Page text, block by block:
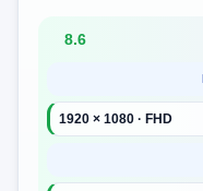
8.6
1920 × 1080 · FHD